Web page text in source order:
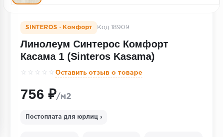
SINTEROS · Комфорт Код 18909
Линолеум Синтерос Комфорт
Касама 1 (Sinteros Kasama)
☆☆☆☆☆ Оставить отзыв о товаре
756 ₽/м2
Постоплата для юрлиц ›